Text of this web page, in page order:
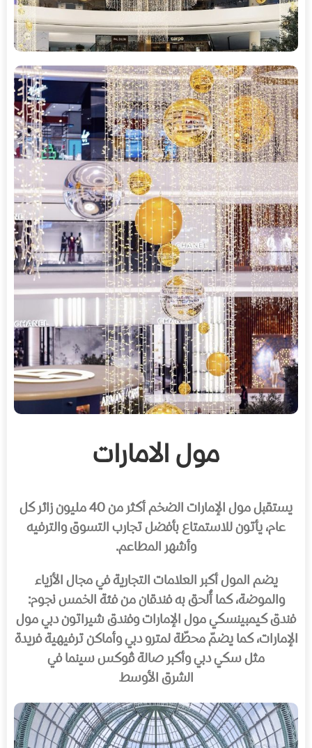
مول الامارات
يستقبل مول الإمارات الضخم أكثر من 40 مليون زائر كل
عام، يأتون للاستمتاع بأفضل تجارب التسوق والترفيه
وأشهر المطاعم.
يضم المول أكبر العلامات التجارية في مجال الأزياء
والموضة، كما أُلحق به فندقان من فئة الخمس نجوم:
فندق كيمبينسكي مول الإمارات وفندق شيراتون دبي مول
الإمارات، كما يضمّ محطّة لمترو دبي وأماكن ترفيهية فريدة
مثل سكي دبي وأكبر صالة ڤوكس سينما في
الشرق الأوسط